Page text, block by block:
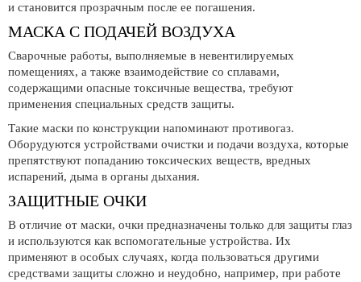
и становится прозрачным после ее погашения.
МАСКА С ПОДАЧЕЙ ВОЗДУХА
Сварочные работы, выполняемые в невентилируемых
помещениях, а также взаимодействие со сплавами,
содержащими опасные токсичные вещества, требуют
применения специальных средств защиты.
Такие маски по конструкции напоминают противогаз.
Оборудуются устройствами очистки и подачи воздуха, которые
препятствуют попаданию токсических веществ, вредных
испарений, дыма в органы дыхания.
ЗАЩИТНЫЕ ОЧКИ
В отличие от маски, очки предназначены только для защиты глаз
и используются как вспомогательные устройства. Их
применяют в особых случаях, когда пользоваться другими
средствами защиты сложно и неудобно, например, при работе